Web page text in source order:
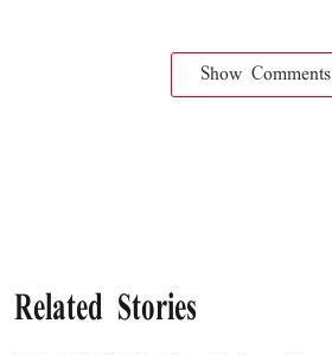
Show Comments
Related Stories